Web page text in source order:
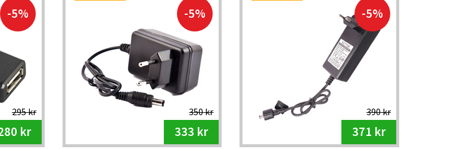
-5%
295 kr
kr
-5%
350 kr
333 kr
-5%
390 kr
371 kr